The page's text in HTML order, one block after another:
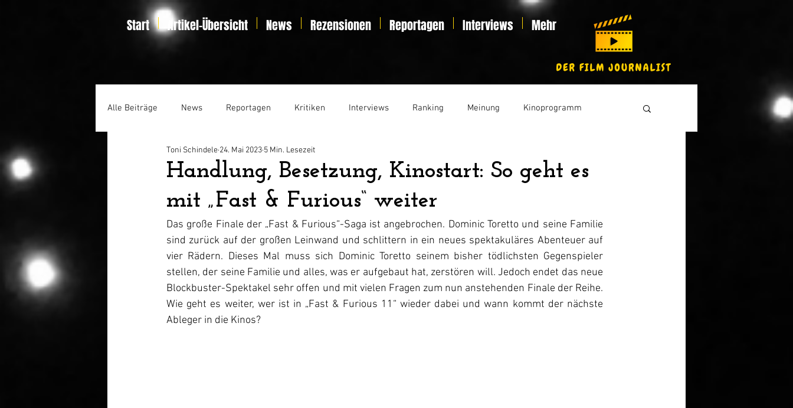
Start Artikel-Übersicht News Rezensionen Reportagen Interviews Mehr
Alle Beiträge News Reportagen Kritiken Interviews Ranking Meinung Kinoprogramm
Home Entertainment Essay
Handlung, Besetzung, Kinostart: So geht es
mit „Fast & Furious“ weiter
Toni Schindele 24. Mai 2023 5 Min. Lesezeit
Das große Finale der „Fast & Furious“-Saga ist angebrochen. Dominic Toretto und seine Familie
sind zurück auf der großen Leinwand und schlittern in ein neues spektakuläres Abenteuer auf
vier Rädern. Dieses Mal muss sich Dominic Toretto seinem bisher tödlichsten Gegenspieler
stellen, der seine Familie und alles, was er aufgebaut hat, zerstören will. Jedoch endet das neue
Blockbuster-Spektakel sehr offen und mit vielen Fragen zum nun anstehenden Finale der Reihe.
Wie geht es weiter, wer ist in „Fast & Furious 11“ wieder dabei und wann kommt der nächste
Ableger in die Kinos?